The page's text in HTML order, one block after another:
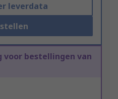
leverdata
voor bestellingen van